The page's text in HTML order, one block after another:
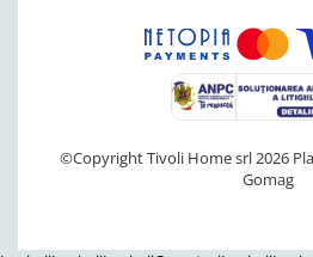
©Copyright Tivoli Home srl 2026
Gomag